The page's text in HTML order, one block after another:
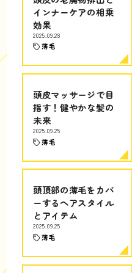
インナーケアの相乗
効果
2025.09.28
薄毛
頭皮マッサージで目
指す！健やかな髪の
未来
2025.09.25
薄毛
頭頂部の薄毛をカバ
ーするヘアスタイル
とアイテム
2025.09.25
薄毛